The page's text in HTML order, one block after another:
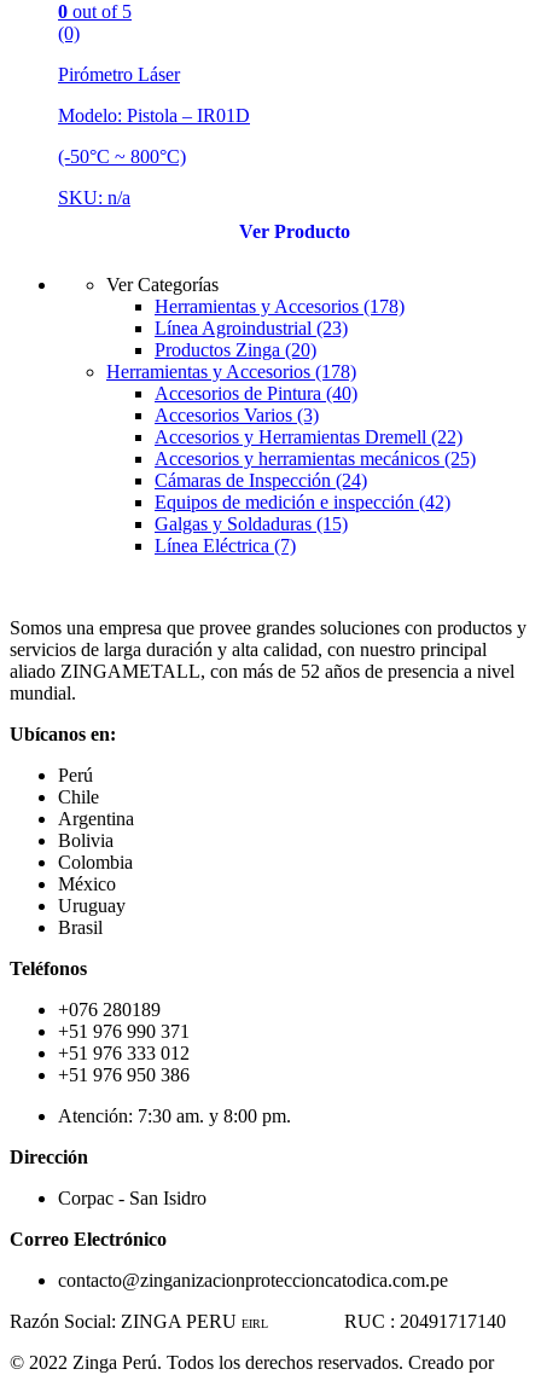
0 out of 5
(0)
Pirómetro Láser
Modelo: Pistola – IR01D
(-50°C ~ 800°C)
SKU: n/a
Ver Producto
Ver Categorías
Herramientas y Accesorios (178)
Línea Agroindustrial (23)
Productos Zinga (20)
Herramientas y Accesorios (178)
Accesorios de Pintura (40)
Accesorios Varios (3)
Accesorios y Herramientas Dremell (22)
Accesorios y herramientas mecánicos (25)
Cámaras de Inspección (24)
Equipos de medición e inspección (42)
Galgas y Soldaduras (15)
Línea Eléctrica (7)
Somos una empresa que provee grandes soluciones con productos y
servicios de larga duración y alta calidad, con nuestro principal
aliado ZINGAMETALL, con más de 52 años de presencia a nivel
mundial.
Ubícanos en:
Perú
Chile
Argentina
Bolivia
Colombia
México
Uruguay
Brasil
Teléfonos
+076 280189
+51 976 990 371
+51 976 333 012
+51 976 950 386
Atención: 7:30 am. y 8:00 pm.
Dirección
Corpac - San Isidro
Correo Electrónico
contacto@zinganizacionproteccioncatodica.com.pe
Razón Social: ZINGA PERU EIRL RUC : 20491717140
© 2022 Zinga Perú. Todos los derechos reservados. Creado por